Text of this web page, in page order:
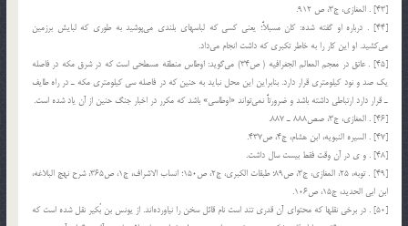
[43] . المغازی، ج3، ص 912.
[44] . درباره او گفته شده: كان مسبلاً؛ یعنی كسی كه لباسهای بلندی می‌پوشید به طوری كه لبایش برزمین
می‌كشید. او این كار را به خاطر تكبری كه داشت انجام می‌داد.
[45] . عاتق در معجم المعالم الجغرافیه ( ص34) می‌گوید: اوطاس منطقه مسطحی است كه در شرق مكه در فاصله
یك صد و نود كیلومتری قرار دارد. بنابراین این محل نباید به حنین كه در فاصله سی كیلومتری مكه ـ در راه طایف
ـ قرار دارد ارتباطی داشته باشد و ضرورتاً نمی‌تواند «اوطاسی» باشد كه مكرر در اخبار جنگ حنین از آن یاد شده است.
[46] . المغازی، ج3، صص888 ـ 887.
[47] . السیره النبویه، ابن هشام، ج4، ص437.
[48] . و ی در آن وقت فقط بیست سال داشت.
[49] . توبه، 25، المغازی، ج3، ص89؛ طبقات الكبری، ج2، ص150؛ انساب الاشراف، ج1، ص365، شرح نهج البلاغه،
ابن ابی الحدید، ج15، ص106.
[50] . در برخی نقلها كه محتوای آن قدری تند است نام قائل سخن را نیاورده‌اند. از یونس بن بُكیر نقل شده است كه